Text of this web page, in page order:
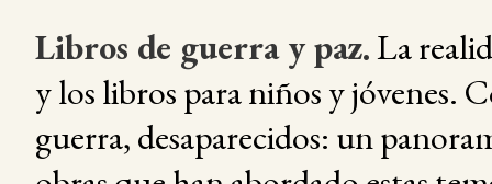
Libros de guerra y paz.La
y los libros para niños y jóvenes.
guerra, desaparecidos: un